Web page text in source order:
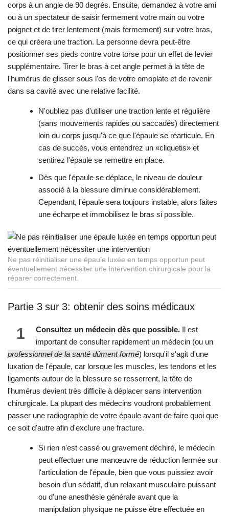
corps à un angle de 90 degrés. Ensuite, demandez à votre ami
ou à un spectateur de saisir fermement votre main ou votre
poignet et de tirer lentement (mais fermement) sur votre bras,
ce qui créera une traction. La personne devra peut-être
positionner ses pieds contre votre torse pour un effet de levier
supplémentaire. Tirer le bras à cet angle permet à la tête de
l'humérus de glisser sous l'os de votre omoplate et de revenir
dans sa cavité avec une relative facilité.
N'oubliez pas d'utiliser une traction lente et régulière
(sans mouvements rapides ou saccadés) directement
loin du corps jusqu'à ce que l'épaule se réarticule. En
cas de succès, vous entendrez un «cliquetis» et
sentirez l'épaule se remettre en place.
Dès que l'épaule se déplace, le niveau de douleur
associé à la blessure diminue considérablement.
Cependant, l'épaule sera toujours instable, alors faites
une écharpe et immobilisez le bras si possible.
Ne pas réinitialiser une épaule luxée en temps opportun peut
éventuellement nécessiter une intervention chirurgicale pour la
réparer correctement.
Partie 3 sur 3: obtenir des soins médicaux
1 Consultez un médecin dès que possible. Il est
important de consulter rapidement un médecin (ou un
professionnel de la santé dûment formé) lorsqu'il s'agit d'une
luxation de l'épaule, car lorsque les muscles, les tendons et les
ligaments autour de la blessure se resserrent, la tête de
l'humérus devient très difficile à déplacer sans intervention
chirurgicale. La plupart des médecins voudront probablement
passer une radiographie de votre épaule avant de faire quoi que
ce soit d'autre afin d'exclure une fracture.
Si rien n'est cassé ou gravement déchiré, le médecin
peut effectuer une manœuvre de réduction fermée sur
l'articulation de l'épaule, bien que vous puissiez avoir
besoin d'un sédatif, d'un relaxant musculaire puissant
ou d'une anesthésie générale avant que la
manipulation physique ne puisse être effectuée en